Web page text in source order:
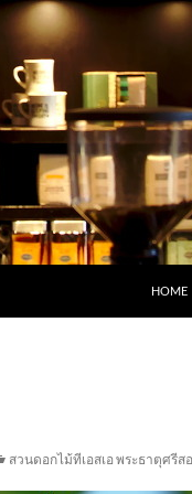
HOME
สวนดอกไม้ทีเอสเอ พระธาตุศรีส